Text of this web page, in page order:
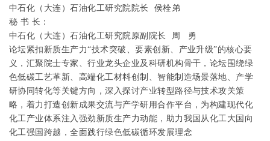
中石化（大连）石油化工研究院院长 侯栓弟
秘 书 长：
中石化（大连）石油化工研究院原副院长 周
勇
论坛紧扣新质生产力“技术突破、要素创新、产业升级”的核心要
义，汇聚院士专家、行业龙头企业及科研机构骨干，论坛围绕绿
色低碳工艺革新、高端化工材料创制、智能制造场景落地、产学
研协同转化等关键方向，深入探讨产业转型路径与技术攻关策
略，着力打造创新成果交流与产学研用合作平台，为构建现代化
化工产业体系注入强劲新质生产力动能，助力我国从化工大国向
化工强国跨越，全面践行绿色低碳循环发展理念